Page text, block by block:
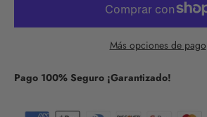
Más opciones de pago
Pago 100% Seguro ¡Garantizado!